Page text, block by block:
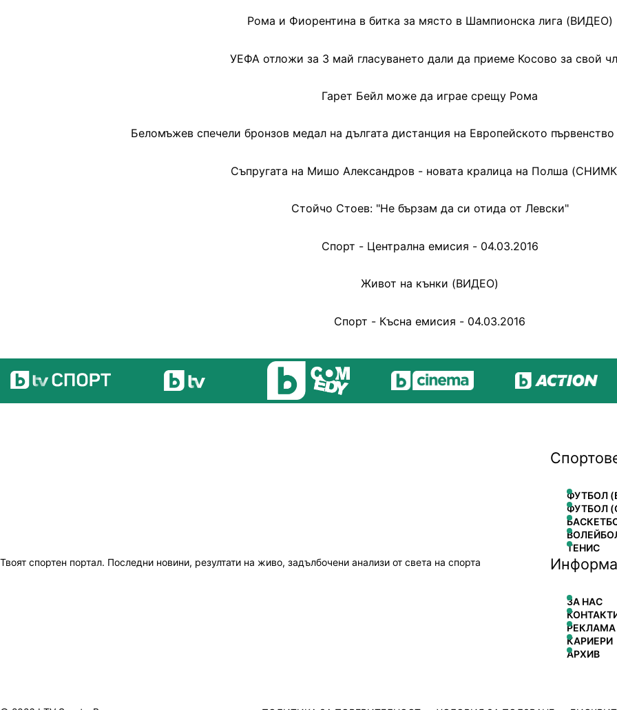
Рома и Фиорентина в битка за място в Шампионска лига (ВИДЕО)
УЕФА отложи за 3 май гласуването дали да приеме Косово за свой
Гарет Бейл може да играе срещу Рома
Беломъжев спечели бронзов медал на дългата дистанция на Европейското
Съпругата на Мишо Александров - новата кралица на Полша
Стойчо Стоев: "Не бързам да си отида от Левски"
Спорт - Централна емисия - 04.03.2016
Живот на кънки (ВИДЕО)
Спорт - Късна емисия - 04.03.2016
Твоят спортен портал. Последни новини, резултати на живо, задълбочени анализи от света на спорта
ФУТБОЛ
ФУТБОЛ
ТЕНИС
ЗА НАС
РЕКЛАМА
КАРИЕРИ
АРХИВ